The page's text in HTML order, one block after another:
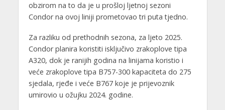
obzirom na to da je u prošloj ljetnoj sezoni
Condor na ovoj liniji prometovao tri puta tjedno.
Za razliku od prethodnih sezona, za ljeto 2025.
Condor planira koristiti isključivo zrakoplove tipa
A320, dok je ranijih godina na linijama koristio i
veće zrakoplove tipa B757-300 kapaciteta do 275
sjedala, rjeđe i veće B767 koje je prijevoznik
umirovio u ožujku 2024. godine.